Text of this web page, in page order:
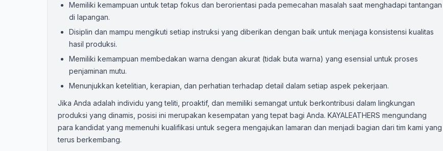
Memiliki kemampuan untuk tetap fokus dan berorientasi pada pemecahan masalah saat menghadapi tantangan
di lapangan.
Disiplin dan mampu mengikuti setiap instruksi yang diberikan dengan baik untuk menjaga konsistensi kualitas
hasil produksi.
Memiliki kemampuan membedakan warna dengan akurat (tidak buta warna) yang esensial untuk proses
penjaminan mutu.
Menunjukkan ketelitian, kerapian, dan perhatian terhadap detail dalam setiap aspek pekerjaan.
Jika Anda adalah individu yang teliti, proaktif, dan memiliki semangat untuk berkontribusi dalam lingkungan
produksi yang dinamis, posisi ini merupakan kesempatan yang tepat bagi Anda. KAYALEATHERS mengundang
para kandidat yang memenuhi kualifikasi untuk segera mengajukan lamaran dan menjadi bagian dari tim kami yang
terus berkembang.